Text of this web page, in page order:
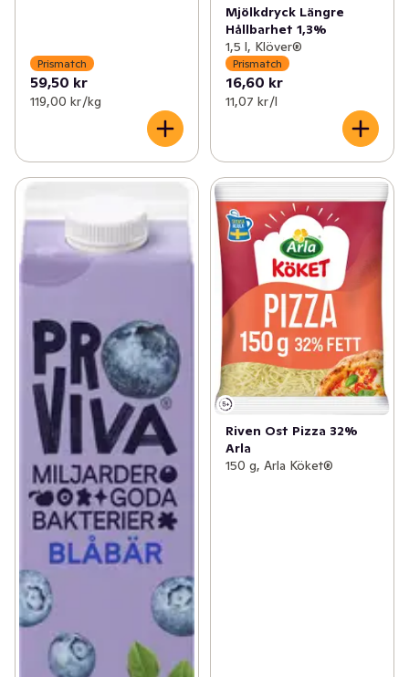
Prismatch
59,50 kr
119,00 kr /kg
Mjölkdryck Längre
Hållbarhet 1,3%
1,5 l, Klöver®
Prismatch
16,60 kr
11,07 kr /l
Riven Ost Pizza 32%
Arla
150 g, Arla Köket®